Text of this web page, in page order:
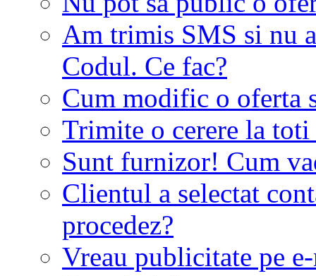
Am trimis SMS si nu
Codul. Ce fac?
Cum modific o oferta
Trimite o cerere la
Sunt furnizor! Cum
Clientul a selectat
procedez?
Vreau publicitate pe